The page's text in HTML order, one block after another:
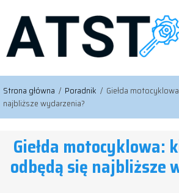
Strona główna / Poradnik / Giełda
najbliższe wydarzenia?
Giełda motocyklowa:
odbędą się najbliższe